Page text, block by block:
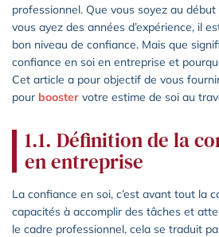
professionnel. Que vous soyez au
vous ayez des années d’expérience, il
bon niveau de confiance. Mais que
confiance en soi en entreprise et
Cet article a pour objectif de vous
pour booster votre estime de soi au
1.1. Définition de la
en entreprise
La confiance en soi, c’est avant tout la
capacités à accomplir des tâches et
le cadre professionnel, cela se traduit